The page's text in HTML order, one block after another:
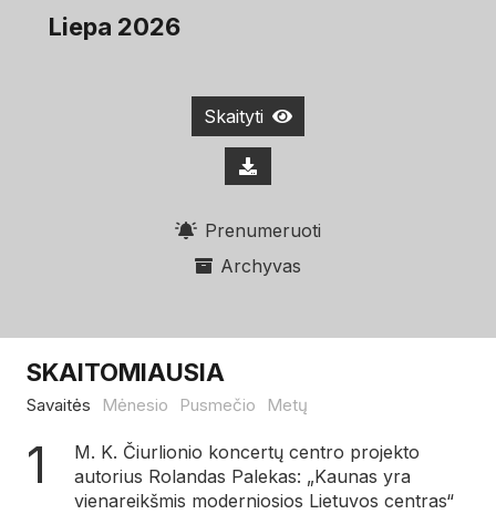
Liepa 2026
Skaityti
Prenumeruoti
Archyvas
SKAITOMIAUSIA
Savaitės Mėnesio Pusmečio Metų
M. K. Čiurlionio koncertų centro projekto
autorius Rolandas Palekas: „Kaunas yra
vienareikšmis moderniosios Lietuvos centras“